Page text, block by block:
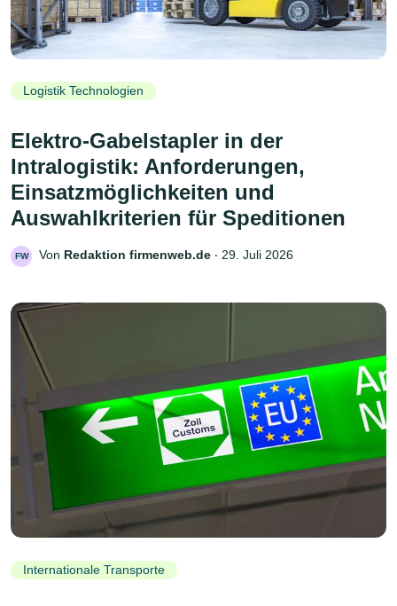
Logistik Technologien
Elektro-Gabelstapler in der
Intralogistik: Anforderungen,
Einsatzmöglichkeiten und
Auswahlkriterien für Speditionen
FW Von Redaktion firmenweb.de ‧ 29. Juli 2026
Internationale Transporte